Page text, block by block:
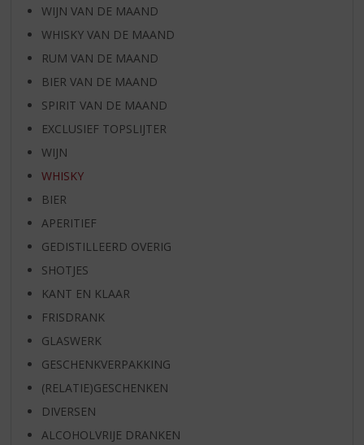
WIJN VAN DE MAAND
WHISKY VAN DE MAAND
RUM VAN DE MAAND
BIER VAN DE MAAND
SPIRIT VAN DE MAAND
EXCLUSIEF TOPSLIJTER
WIJN
WHISKY
BIER
APERITIEF
GEDISTILLEERD OVERIG
SHOTJES
KANT EN KLAAR
FRISDRANK
GLASWERK
GESCHENKVERPAKKING
(RELATIE)GESCHENKEN
DIVERSEN
ALCOHOLVRIJE DRANKEN